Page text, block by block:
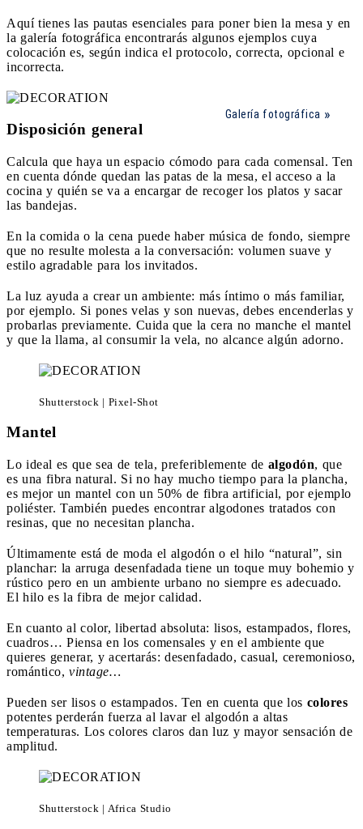
Aquí tienes las pautas esenciales para poner bien la mesa y en
la galería fotográfica encontrarás algunos ejemplos cuya
colocación es, según indica el protocolo, correcta, opcional e
incorrecta.
Galería fotográfica
Disposición general
Calcula que haya un espacio cómodo para cada comensal. Ten
en cuenta dónde quedan las patas de la mesa, el acceso a la
cocina y quién se va a encargar de recoger los platos y sacar
las bandejas.
En la comida o la cena puede haber música de fondo, siempre
que no resulte molesta a la conversación: volumen suave y
estilo agradable para los invitados.
La luz ayuda a crear un ambiente: más íntimo o más familiar,
por ejemplo. Si pones velas y son nuevas, debes encenderlas y
probarlas previamente. Cuida que la cera no manche el mantel
y que la llama, al consumir la vela, no alcance algún adorno.
Shutterstock | Pixel-Shot
Mantel
Lo ideal es que sea de tela, preferiblemente de algodón, que
es una fibra natural. Si no hay mucho tiempo para la plancha,
es mejor un mantel con un 50% de fibra artificial, por ejemplo
poliéster. También puedes encontrar algodones tratados con
resinas, que no necesitan plancha.
Últimamente está de moda el algodón o el hilo “natural”, sin
planchar: la arruga desenfadada tiene un toque muy bohemio y
rústico pero en un ambiente urbano no siempre es adecuado.
El hilo es la fibra de mejor calidad.
En cuanto al color, libertad absoluta: lisos, estampados, flores,
cuadros… Piensa en los comensales y en el ambiente que
quieres generar, y acertarás: desenfadado, casual, ceremonioso,
romántico, vintage…
Pueden ser lisos o estampados. Ten en cuenta que los colores
potentes perderán fuerza al lavar el algodón a altas
temperaturas. Los colores claros dan luz y mayor sensación de
amplitud.
Shutterstock | Africa Studio